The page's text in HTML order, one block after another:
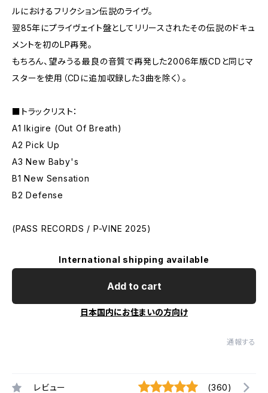
ルにおけるフリクション伝説のライヴ。
翌85年にプライヴェイト盤としてリリースされたその伝説のドキュ
メントを初のLP再発。
もちろん、望みうる最良の音質で再発した2006年版CDと同じマ
スターを使用（CDに追加収録した3曲を除く）。
■トラックリスト：
A1 Ikigire (Out Of Breath)
A2 Pick Up
A3 New Baby's
B1 New Sensation
B2 Defense
(PASS RECORDS / P-VINE 2025)
International shipping available
Add to cart
日本国内にお住まいの方向け
通報する
レビュー (360)